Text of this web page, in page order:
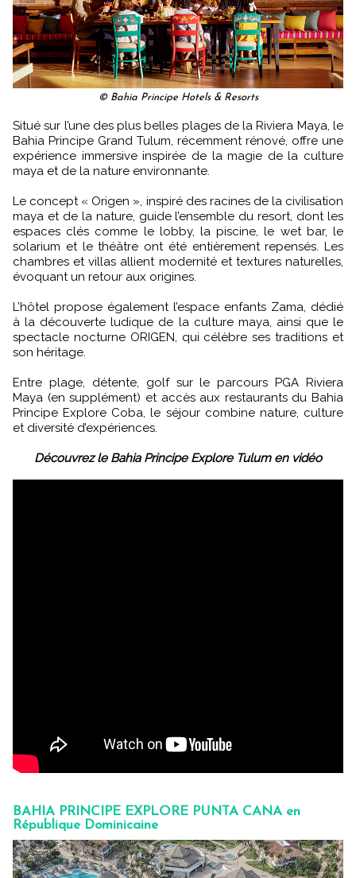
© Bahia Principe Hotels & Resorts
Situé sur l’une des plus belles plages de la Riviera Maya, le
Bahia Principe Grand Tulum, récemment rénové, offre une
expérience immersive inspirée de la magie de la culture
maya et de la nature environnante.
Le concept « Origen », inspiré des racines de la civilisation
maya et de la nature, guide l’ensemble du resort, dont les
espaces clés comme le lobby, la piscine, le wet bar, le
solarium et le théâtre ont été entièrement repensés. Les
chambres et villas allient modernité et textures naturelles,
évoquant un retour aux origines.
L’hôtel propose également l’espace enfants Zama, dédié
à la découverte ludique de la culture maya, ainsi que le
spectacle nocturne ORIGEN, qui célèbre ses traditions et
son héritage.
Entre plage, détente, golf sur le parcours PGA Riviera
Maya (en supplément) et accès aux restaurants du Bahia
Principe Explore Coba, le séjour combine nature, culture
et diversité d’expériences.
Découvrez le Bahia Principe Explore Tulum en vidéo
BAHIA PRINCIPE EXPLORE PUNTA CANA en
République Dominicaine